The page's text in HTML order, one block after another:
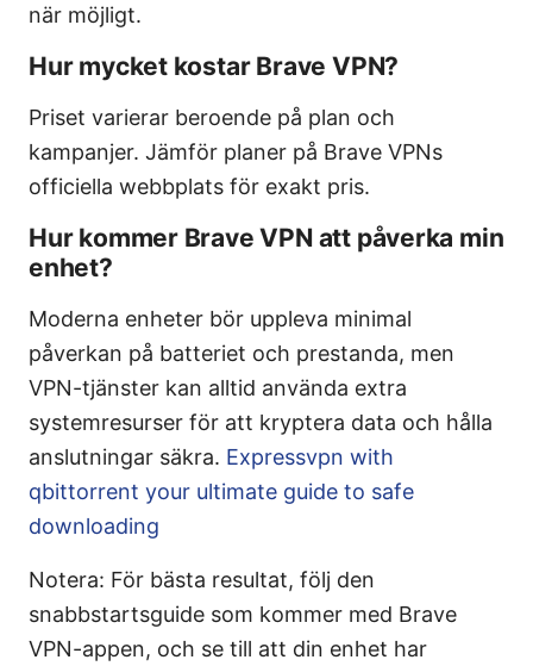
när möjligt.
Hur mycket kostar Brave VPN?
Priset varierar beroende på plan och
kampanjer. Jämför planer på Brave VPNs
officiella webbplats för exakt pris.
Hur kommer Brave VPN att påverka min
enhet?
Moderna enheter bör uppleva minimal
påverkan på batteriet och prestanda, men
VPN-tjänster kan alltid använda extra
systemresurser för att kryptera data och hålla
anslutningar säkra. Expressvpn with
qbittorrent your ultimate guide to safe
downloading
Notera: För bästa resultat, följ den
snabbstartsguide som kommer med Brave
VPN-appen, och se till att din enhet har